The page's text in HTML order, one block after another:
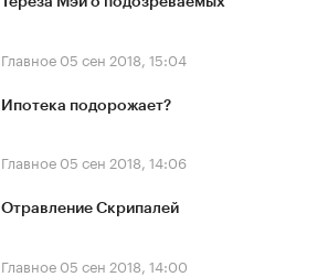
Главное 05 сен 2018, 15:04
Ипотека подорожает?
Главное 05 сен 2018, 14:06
Отравление Скрипалей
Главное 05 сен 2018, 14:00